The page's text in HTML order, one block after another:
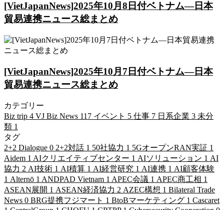
[VietJapanNews]2025年10月8日付ベトナム―日本
貿易連携ニュース総まとめ
[VietJapanNews]2025年10月7日付ベトナム―日本
貿易連携ニュース総まとめ
カテゴリー
Biz trip 4 VJ Biz News 117 イベント 5 仕事 7 日系企業 3 未分
類 1
タグ
2+2 Dialogue 0 2+2対話 1 50社協力 1 5GオープンRAN実証 1
Aidem 1 AIクリエイティブセンター 1 AIソリューション 1 AI
協力 2 AI技術 1 AI積算 1 AI経営研究 1 AI連携 1 AI顧客体験
1 Alternō 1 ANDPAD Vietnam 1 APEC会議 1 APEC商工相 1
ASEAN展開 1 ASEAN経済協力 2 AZEC構想 1 Bilateral Trade
News 0 BRG提携フジマート 1 BtoBマーケティング 1 Cascaret